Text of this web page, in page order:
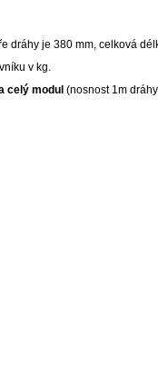
dráhy je 380 mm, celková
v kg.
celý modul (nosnost 1m